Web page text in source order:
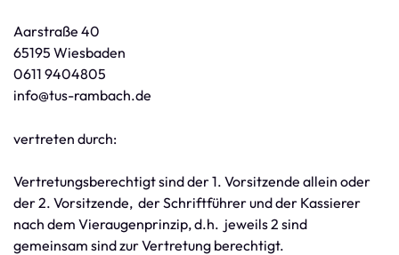
Aarstraße 40
65195 Wiesbaden
0611 9404805
info@tus-rambach.de
vertreten durch:
Vertretungsberechtigt sind der 1. Vorsitzende allein oder
der 2. Vorsitzende, der Schriftführer und der Kassierer
nach dem Vieraugenprinzip, d.h. jeweils 2 sind
gemeinsam sind zur Vertretung berechtigt.